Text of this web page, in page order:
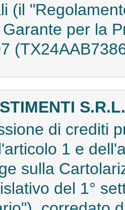
(il
per la
S.R.L.
di crediti
1 e
sulla
del 1°